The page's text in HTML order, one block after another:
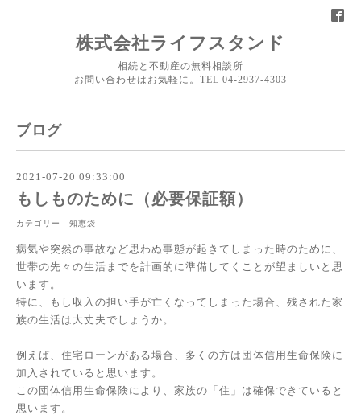
株式会社ライフスタンド
相続と不動産の無料相談所
お問い合わせはお気軽に。TEL 04-2937-4303
ブログ
2021-07-20 09:33:00
もしものために（必要保証額）
カテゴリー 知恵袋
病気や突然の事故など思わぬ事態が起きてしまった時のために、
世帯の先々の生活までを計画的に準備してくことが望ましいと思
います。
特に、もし収入の担い手が亡くなってしまった場合、残された家
族の生活は大丈夫でしょうか。
例えば、住宅ローンがある場合、多くの方は団体信用生命保険に
加入されていると思います。
この団体信用生命保険により、家族の「住」は確保できていると
思います。